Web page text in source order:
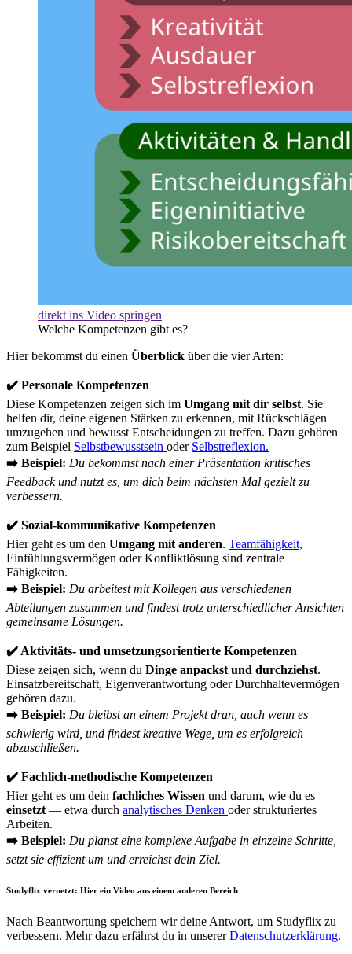
direkt ins Video springen
Welche Kompetenzen gibt es?
Hier bekommst du einen Überblick über die vier Arten:
✔️ Personale Kompetenzen
Diese Kompetenzen zeigen sich im Umgang mit dir selbst. Sie
helfen dir, deine eigenen Stärken zu erkennen, mit Rückschlägen
umzugehen und bewusst Entscheidungen zu treffen. Dazu gehören
zum Beispiel Selbstbewusstsein oder Selbstreflexion.
➡️ Beispiel: Du bekommst nach einer Präsentation kritisches
Feedback und nutzt es, um dich beim nächsten Mal gezielt zu
verbessern.
✔️ Sozial-kommunikative Kompetenzen
Hier geht es um den Umgang mit anderen. Teamfähigkeit,
Einfühlungsvermögen oder Konfliktlösung sind zentrale
Fähigkeiten.
➡️ Beispiel: Du arbeitest mit Kollegen aus verschiedenen
Abteilungen zusammen und findest trotz unterschiedlicher Ansichten
gemeinsame Lösungen.
✔️ Aktivitäts- und umsetzungsorientierte Kompetenzen
Diese zeigen sich, wenn du Dinge anpackst und durchziehst.
Einsatzbereitschaft, Eigenverantwortung oder Durchhaltevermögen
gehören dazu.
➡️ Beispiel: Du bleibst an einem Projekt dran, auch wenn es
schwierig wird, und findest kreative Wege, um es erfolgreich
abzuschließen.
✔️ Fachlich-methodische Kompetenzen
Hier geht es um dein fachliches Wissen und darum, wie du es
einsetzt — etwa durch analytisches Denken oder strukturiertes
Arbeiten.
➡️ Beispiel: Du planst eine komplexe Aufgabe in einzelne Schritte,
setzt sie effizient um und erreichst dein Ziel.
Studyflix vernetzt: Hier ein Video aus einem anderen Bereich
Nach Beantwortung speichern wir deine Antwort, um Studyflix zu
verbessern. Mehr dazu erfährst du in unsererDatenschutzerklärung.